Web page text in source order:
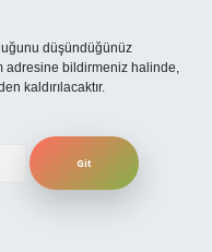
düşündüğünüz
adresine bildirmeniz halinde,
kaldırılacaktır.